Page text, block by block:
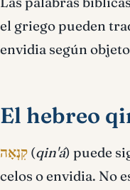
el griego pueden
envidia según
El hebreo
קִנְאָה (qin'á) puede
celos o envidia. No